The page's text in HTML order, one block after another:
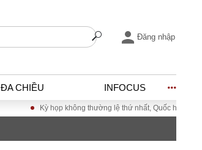
Đăng nhập
ĐA CHIỀU INFOCUS
Kỳ họp không thường lệ thứ nhất, Quốc hội khóa